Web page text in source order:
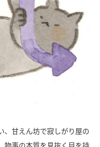
甘えん坊で寂しがり屋の